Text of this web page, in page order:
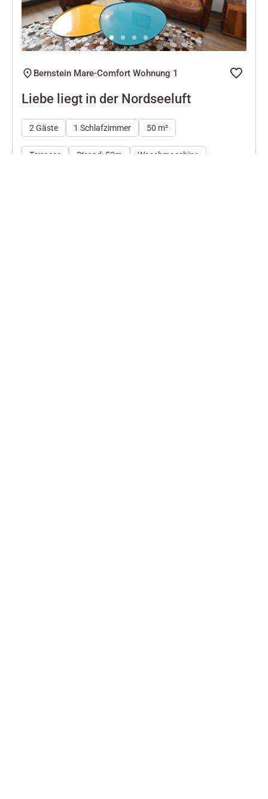
Bernstein Mare-Comfort Wohnung 1
Liebe liegt in der Nordseeluft
2 Gäste 1 Schlafzimmer 50 m²
Terrasse Strand: 50m Waschmaschine